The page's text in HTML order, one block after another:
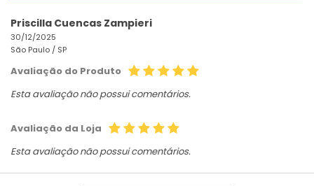
Priscilla Cuencas Zampieri
30/12/2025
São Paulo / SP
Avaliação do Produto
Esta avaliação não possui comentários.
Avaliação da Loja
Esta avaliação não possui comentários.